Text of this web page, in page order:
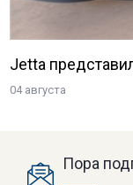
Jetta
04 августа
Пора